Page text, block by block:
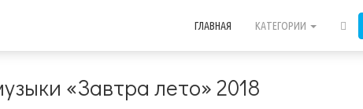
ГЛАВНАЯ КАТЕГОРИИ
«Завтра лето» 2018